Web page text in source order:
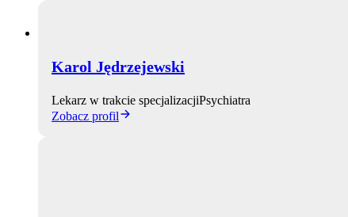
Karol Jędrzejewski
Lekarz w trakcie specjalizacjiPsychiatra
Zobacz profil